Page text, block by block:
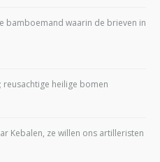
bamboemand waarin de brieven in
heilige bomen
Kebalen, ze willen ons artilleristen